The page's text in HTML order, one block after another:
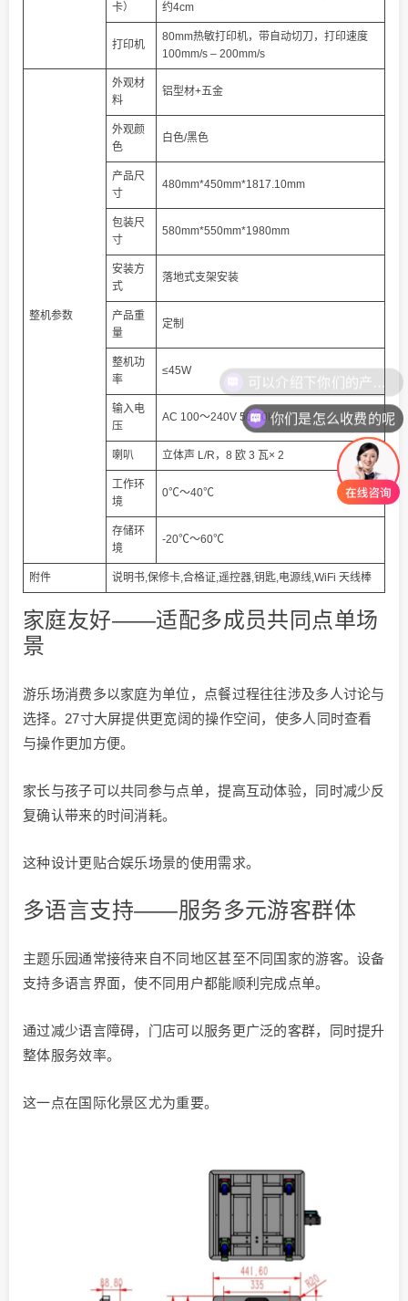
卡）
约4cm
打印机
80mm热敏打印机，带自动切刀，打印速度
100mm/s – 200mm/s
整机参数
外观材
料
铝型材+五金
外观颜
色
白色/黑色
产品尺
寸
480mm*450mm*1817.10mm
包装尺
寸
580mm*550mm*1980mm
安装方
式
落地式支架安装
产品重
量
定制
整机功
率
≤45W
输入电
压
AC 100～240V 50/60Hz
喇叭 立体声 L/R，8 欧 3 瓦× 2
工作环
境
0℃～40℃
存储环
境
-20℃～60℃
附件 说明书,保修卡,合格证,遥控器,钥匙,电源线,WiFi 天线棒
家庭友好——适配多成员共同点单场
景
游乐场消费多以家庭为单位，点餐过程往往涉及多人讨论与
选择。27寸大屏提供更宽阔的操作空间，使多人同时查看
与操作更加方便。
家长与孩子可以共同参与点单，提高互动体验，同时减少反
复确认带来的时间消耗。
这种设计更贴合娱乐场景的使用需求。
多语言支持——服务多元游客群体
主题乐园通常接待来自不同地区甚至不同国家的游客。设备
支持多语言界面，使不同用户都能顺利完成点单。
通过减少语言障碍，门店可以服务更广泛的客群，同时提升
整体服务效率。
这一点在国际化景区尤为重要。
你们是怎么收费的呢